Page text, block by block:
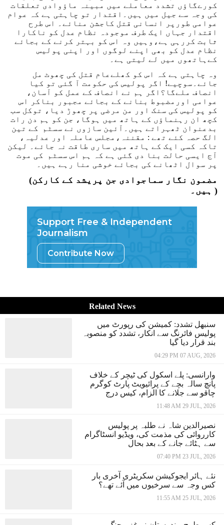
کورےگاؤں تشدد معاملے میں مبینہ ماؤوادی تعلقات
کی وجہ سے جیل میں ہیں۔اقتدار تو چاہتی ہے کہ عوام
عوامی طورپر انسانی قتل کاجشن منائے۔ اس طرح
اقتدار جہاں ایک طرف موجودہ نظام عدل کو ناکارا
ثابت کررہی ہے،وہیں وہ اس کو بہتر کرنے کے بجائے
نظام عدل کو بھی اپنے لوگوں اور اپنی پولیس
کےہاتھوں میں لے لیتی ہے۔
وہ چاہتی ہے کہ اس کو کھلےعام قتل کی چھوٹ مل
جائے۔سوچیے! اگر پولیس کی حکومت آ گئی تو کیا
انصاف ملے‌گا؟اگر ہم نے انصاف کے عمل کو آسان،
عوامی اورمضبوط بنانے کے بجائے مجبور بناکر اس
کو پولیس کی سنک اور من مرضی پر چھوڑ دیا، توکل سب
کچھ ان رہنماؤں کے ہاتھ میں ہوگا، جن کو ہم دن رات
بدعنوان ٹھہراتے ہیں۔آئین سازوں نے سسٹم کے تین
الگ حصہ کئے تھے : مقننہ،مجلس عاملہ اور عدلیہ،
تاکہ کسی ایک کے ہاتھ میں ساری طاقت نہ جائے۔ لیکن
آج ایسی حالت بنا دی گئی ہے کہ ہم اس سسٹم کی موت
پر سوال اٹھانے کی بجائے خوشی منا رہے ہیں۔
(مضمون نگار سماجوادی جن پریشد کے کارکن
ہیں۔ )
Support Free & Independent
Journalism
Contribute Now
Related News
سنبھل تشدد: کمیشن کی رپورٹ میں
پولیس فائرنگ سے انکار، تشدد کو منصوبہ
بند قرار دیا گیا
04:29 PM 07 AUG, 2026
وارانسی: پلے اسکول کی ٹیچر کے خلاف
پانچ سالہ بچے کے پرائیویٹ پارٹ کوگرم
چاقو سے جلانے کا الزام، کیس درج
11:48 AM 29 JUL, 2026
نصیرالدین شاہ نے طلبہ پر پولیس
کارروائی کی مذمت کی، ویڈیو انسٹاگرام
سے ہٹائے جانے کے بعد بحال
07:40 PM 23 JUL, 2026
نئے ہائر ایجوکیشن سکریٹری آخری بار
کس وجہ سے سرخیوں میں آئے تھے؟
11:55 AM 25 JUL, 2026